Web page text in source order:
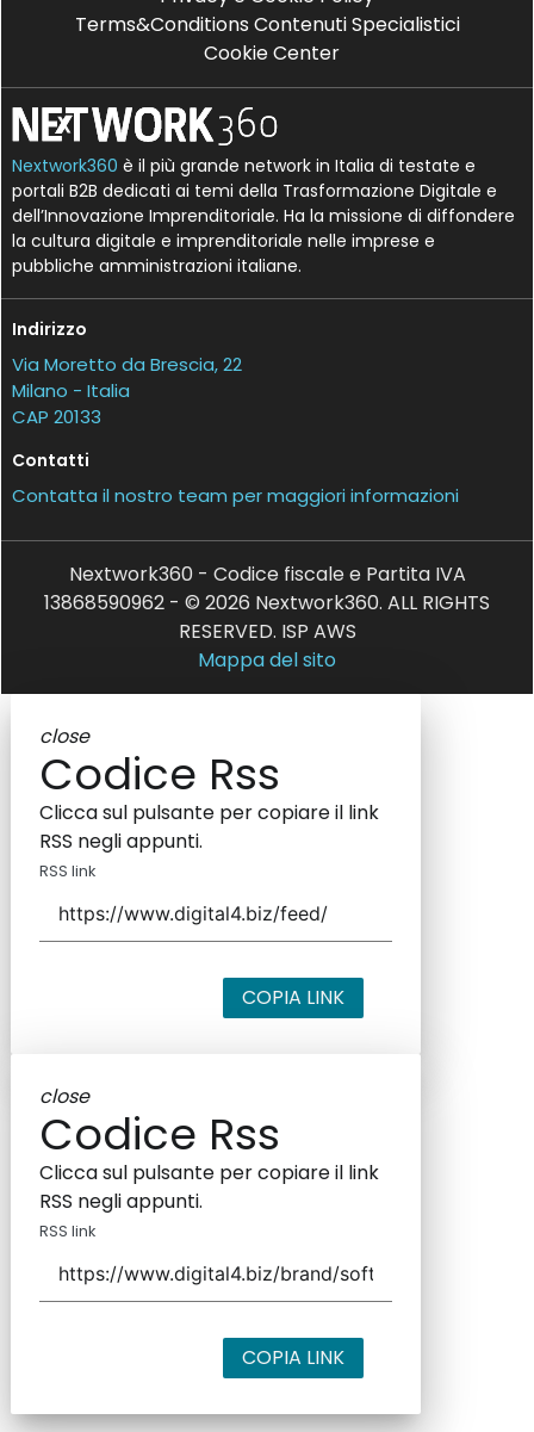
Terms&Conditions Contenuti Specialistici
Cookie Center
Nextwork360 è il più grande network in Italia di testate e
portali B2B dedicati ai temi della Trasformazione Digitale e
dell’Innovazione Imprenditoriale. Ha la missione di diffondere
la cultura digitale e imprenditoriale nelle imprese e
pubbliche amministrazioni italiane.
Indirizzo
Via Moretto da Brescia, 22
Milano - Italia
CAP 20133
Contatti
Contatta il nostro team per maggiori informazioni
Nextwork360 - Codice fiscale e Partita IVA
13868590962 - © 2026 Nextwork360. ALL RIGHTS
RESERVED. ISP AWS
Mappa del sito
close
Codice Rss
Clicca sul pulsante per copiare il link
RSS negli appunti.
RSS link
COPIA LINK
close
Codice Rss
Clicca sul pulsante per copiare il link
RSS negli appunti.
RSS link
COPIA LINK